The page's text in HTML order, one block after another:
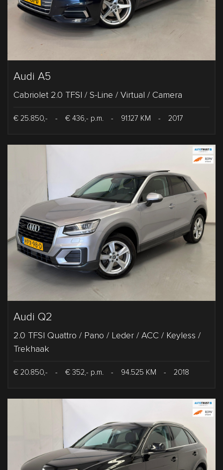
Audi A5
Cabriolet 2.0 TFSI / S-Line / Virtual / Camera
€ 25.850,- - € 436,- p.m. - 91.127 KM - 2017
Audi Q2
2.0 TFSI Quattro / Pano / Leder / ACC / Keyless /
Trekhaak
€ 20.850,- - € 352,- p.m. - 94.525 KM - 2018